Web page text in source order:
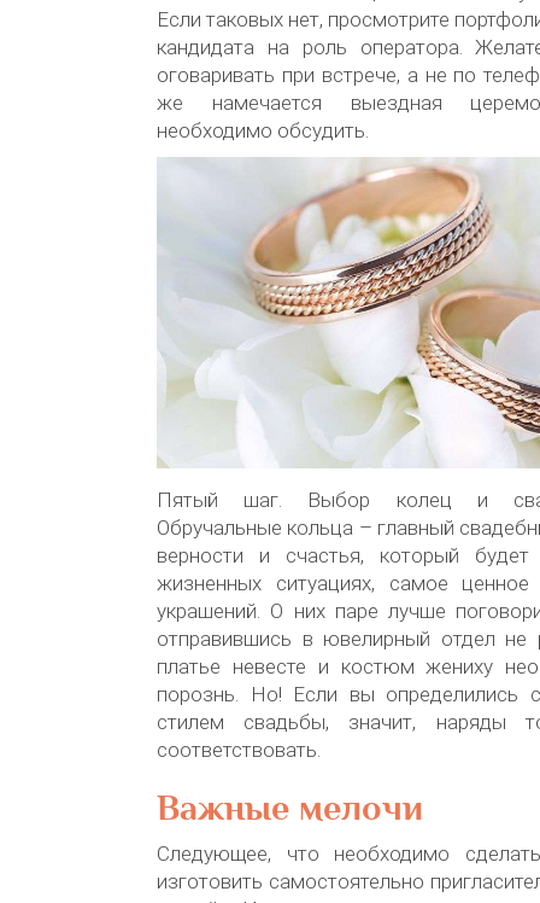
Если таковых нет, просмотрите
кандидата на роль оператора.
оговаривать при встрече, а не по
же намечается выездная
необходимо обсудить.
Пятый шаг. Выбор колец и
Обручальные кольца – главный
верности и счастья, который
жизненных ситуациях, самое
украшений. О них паре лучше
отправившись в ювелирный отдел не
платье невесте и костюм жениху
порознь. Но! Если вы определились
стилем свадьбы, значит, наряды
соответствовать.
Важные мелочи
Следующее, что необходимо
изготовить самостоятельно